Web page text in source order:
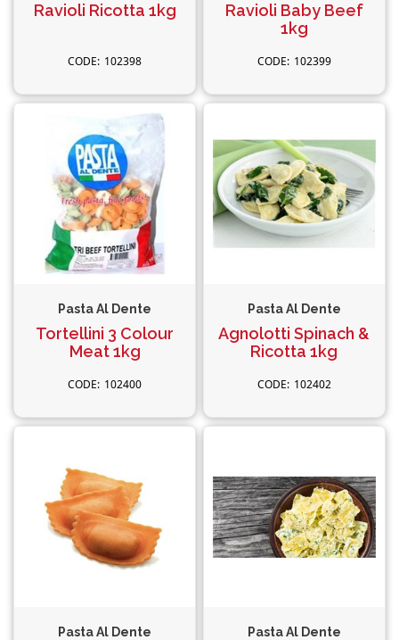
Ravioli Ricotta 1kg
102398
Ravioli Baby Beef
1kg
102399
Pasta Al Dente
Tortellini 3 Colour
Meat 1kg
102400
Pasta Al Dente
Agnolotti Spinach &
Ricotta 1kg
102402
Pasta Al Dente Pasta Al Dente